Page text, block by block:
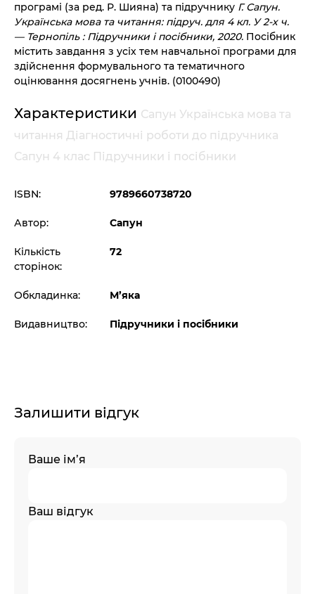
програмі (за ред. Р. Шияна) та підручнику Г. Сапун.
Українська мова та читання: підруч. для 4 кл. У 2-х ч.
— Тернопіль : Підручники і посібники, 2020. Посібник
містить завдання з усіх тем навчальної програми для
здійснення формувального та тематичного
оцінювання досягнень учнів. (0100490)
Характеристики Сапун Українська мова та
читання Діагностичні роботи до підручника
Сапун 4 клас Підручники і посібники
ISBN: 9789660738720
Автор: Сапун
Кількість
сторінок:
72
Обкладинка: М’яка
Видавництво: Підручники і посібники
Залишити відгук
Ваше ім’я
Ваш відгук